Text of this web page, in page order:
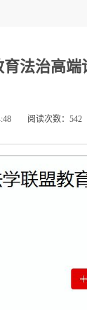
法治高
阅读次数： 542